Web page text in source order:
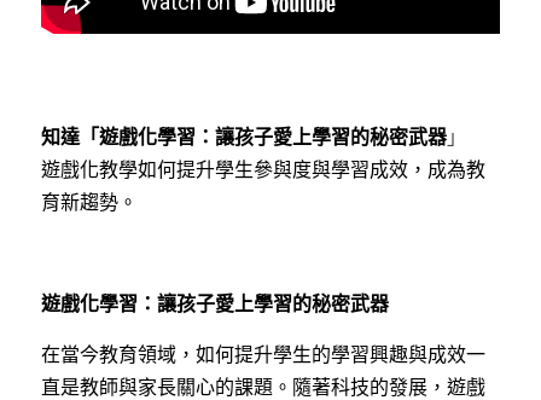
知達「遊戲化學習：讓孩子愛上學習的秘密武器 」
遊戲化教學如何提升學生參與度與學習成效，成為教
育新趨勢。
遊戲化學習：讓孩子愛上學習的秘密武器
在當今教育領域，如何提升學生的學習興趣與成效一
直是教師與家長關心的課題。隨著科技的發展，遊戲